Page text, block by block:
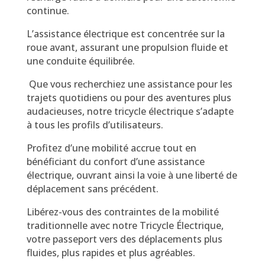
continue.
L’assistance électrique est concentrée sur la
roue avant, assurant une propulsion fluide et
une conduite équilibrée.
Que vous recherchiez une assistance pour les
trajets quotidiens ou pour des aventures plus
audacieuses, notre tricycle électrique s’adapte
à tous les profils d’utilisateurs.
Profitez d’une mobilité accrue tout en
bénéficiant du confort d’une assistance
électrique, ouvrant ainsi la voie à une liberté de
déplacement sans précédent.
Libérez-vous des contraintes de la mobilité
traditionnelle avec notre Tricycle Électrique,
votre passeport vers des déplacements plus
fluides, plus rapides et plus agréables.